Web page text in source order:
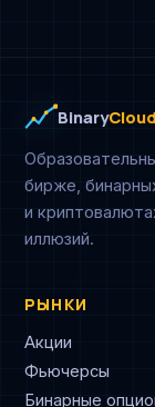
Binary
бирже,
и
иллюзий.
РЫНКИ
Акции
Фьючерсы
Бинарные